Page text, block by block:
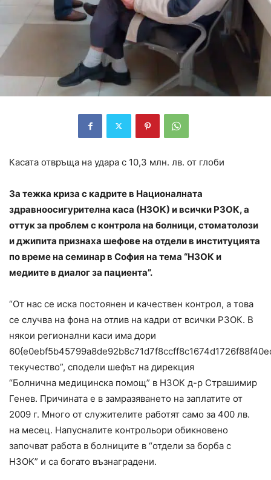
Касата отвръща на удара с 10,3 млн. лв. от глоби
За тежка криза с кадрите в Националната
здравноосигурителна каса (НЗОК) и всички РЗОК, а
оттук за проблем с контрола на болници, стоматолози
и джипита признаха шефове на отдели в институцията
по време на семинар в София на тема “НЗОК и
медиите в диалог за пациента”.
“От нас се иска постоянен и качествен контрол, а това
се случва на фона на отлив на кадри от всички РЗОК. В
някои регионални каси има дори
текучество”, сподели шефът на дирекция
“Болнична медицинска помощ” в НЗОК д-р Страшимир
Генев. Причината е в замразяването на заплатите от
2009 г. Много от служителите работят само за 400 лв.
на месец. Напусналите контрольори обикновено
започват работа в болниците в “отдели за борба с
НЗОК” и са богато възнаградени.